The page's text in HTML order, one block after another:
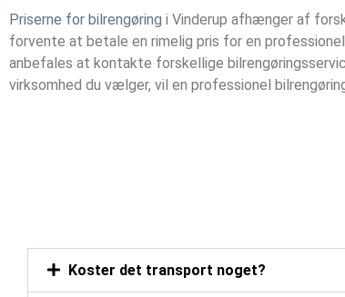
Priserne for bilrengøring i Vinderup‎ afhænger af
forvente at betale en rimelig pris for en
anbefales at kontakte forskellige
virksomhed du vælger, vil en professionel
Koster det transport noget?